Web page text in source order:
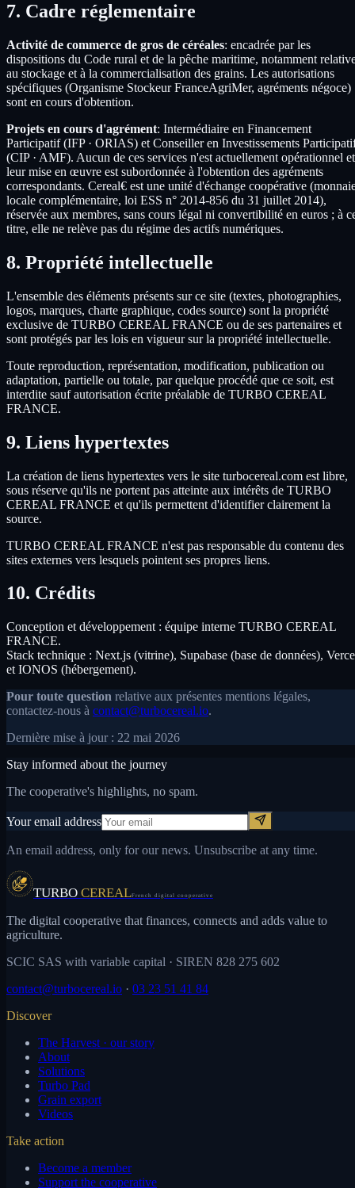
7. Cadre réglementaire
Activité de commerce de gros de céréales: encadrée par les
dispositions du Code rural et de la pêche maritime, notamment
au stockage et à la commercialisation des grains. Les autorisations
spécifiques (Organisme Stockeur FranceAgriMer, agréments négoce)
sont en cours d'obtention.
Projets en cours d'agrément: Intermédiaire en Financement
Participatif (IFP · ORIAS) et Conseiller en Investissements
(CIP · AMF). Aucun de ces services n'est actuellement opérationnel et
leur mise en œuvre est subordonnée à l'obtention des agréments
correspondants. Cereal€ est une unité d'échange coopérative
locale complémentaire, loi ESS n° 2014-856 du 31 juillet 2014),
réservée aux membres, sans cours légal ni convertibilité en euros ; à
titre, elle ne relève pas du régime des actifs numériques.
8. Propriété intellectuelle
L'ensemble des éléments présents sur ce site (textes, photographies,
logos, marques, charte graphique, codes source) sont la propriété
exclusive de TURBO CEREAL FRANCE ou de ses partenaires et
sont protégés par les lois en vigueur sur la propriété intellectuelle.
Toute reproduction, représentation, modification, publication ou
adaptation, partielle ou totale, par quelque procédé que ce soit, est
interdite sauf autorisation écrite préalable de TURBO CEREAL
FRANCE.
9. Liens hypertextes
La création de liens hypertextes vers le site turbocereal.com est libre,
sous réserve qu'ils ne portent pas atteinte aux intérêts de TURBO
CEREAL FRANCE et qu'ils permettent d'identifier clairement la
source.
TURBO CEREAL FRANCE n'est pas responsable du contenu des
sites externes vers lesquels pointent ses propres liens.
10. Crédits
Conception et développement : équipe interne TURBO CEREAL
FRANCE.
Stack technique : Next.js (vitrine), Supabase (base de données),
et IONOS (hébergement).
Pour toute question relative aux présentes mentions légales,
contactez-nous à contact@turbocereal.io.
Dernière mise à jour : 22 mai 2026
Stay informed about the journey
The cooperative's highlights, no spam.
Your email address
An email address, only for our news. Unsubscribe at any time.
TURBO CEREALFrench digital cooperative
The digital cooperative that finances, connects and adds value to
agriculture.
SCIC SAS with variable capital · SIREN 828 275 602
contact@turbocereal.io · 03 23 51 41 84
Discover
The Harvest · our story
About
Solutions
Turbo Pad
Grain export
Videos
Take action
Become a member
Support the cooperative